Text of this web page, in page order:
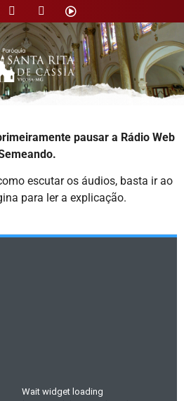
pausar a Rádio Web
escutar os áudios, basta ir ao
para ler a explicação.